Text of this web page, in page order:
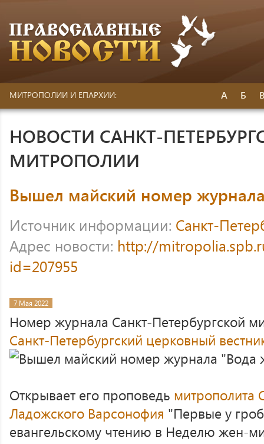
МИТРОПОЛИИ И ЕПАРХИИ: А Б
НОВОСТИ САНКТ-
МИТРОПОЛИИ
Вышел майский номер
Источник информации: Санкт-
Адрес новости: http://
id=207955
7 Мая 2022
Номер журнала Санкт-Петербургской
Санкт-Петербургский церковный
Открывает его проповедь митрополита
Ладожского Варсонофия "Первые у
евангельскому чтению в Неделю жен-